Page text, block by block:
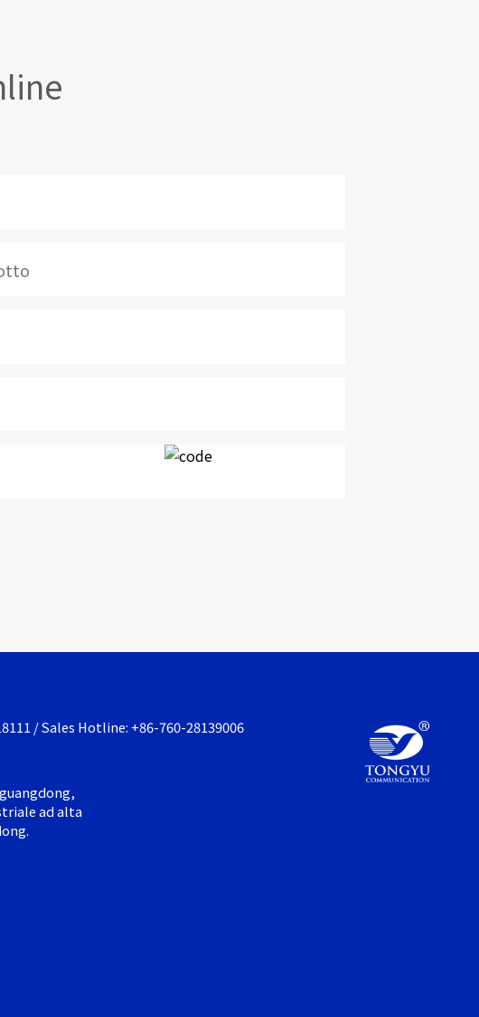
/ Sales Hotline: +86-760-28139006
ad alta